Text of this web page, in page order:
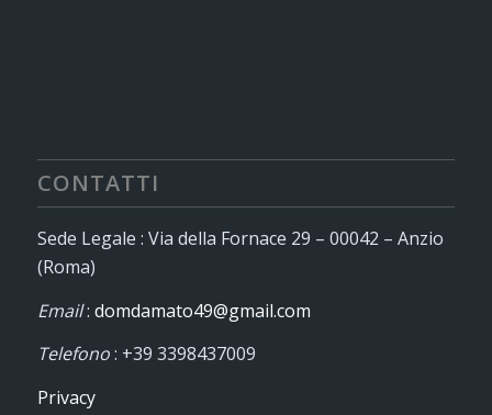
CONTATTI
Sede Legale : Via della Fornace 29 – 00042 – Anzio
(Roma)
Email: domdamato49@gmail.com
Telefono: +39 3398437009
Privacy